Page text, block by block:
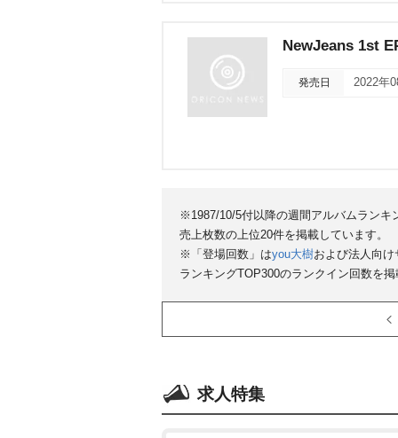
NewJeans 1st
発売日 2022年
※1987/10/5付以降の週間アルバムランキ
売上枚数の上位20件を掲載しています。
※「登場回数」はyou大樹および法人向
ランキングTOP300のランクイン回数を
求人特集